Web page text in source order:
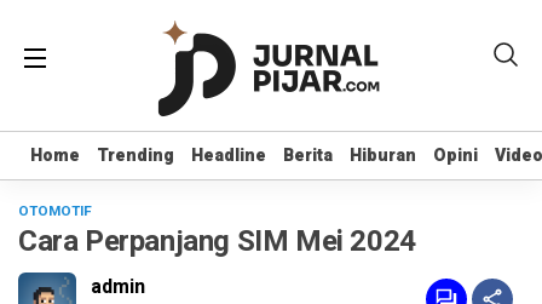
Home Trending Headline Berita Hiburan Opini Video
Home Trending Headline Berita Hiburan Opini Video
OTOMOTIF
Cara Perpanjang SIM Mei 2024
admin